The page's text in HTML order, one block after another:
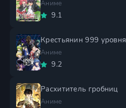
Аниме
9.1
Крестьянин 999 уровня
Аниме
9.2
Расхититель гробниц
Аниме